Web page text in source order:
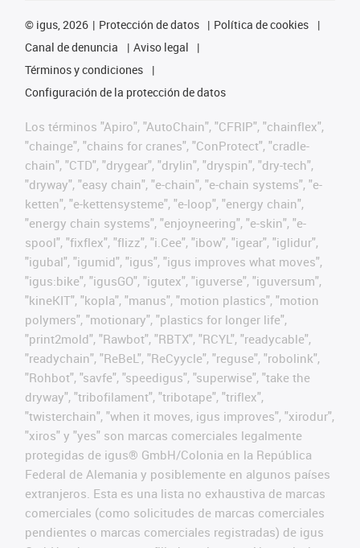
© igus, 2026 Protección de datos
Política de cookies
Canal de denuncia
Aviso legal
Términos y condiciones
Configuración de la protección de datos
Los términos "Apiro", "AutoChain", "CFRIP", "chainflex",
"chainge", "chains for cranes", "ConProtect", "cradle-
chain", "CTD", "drygear", "drylin", "dryspin", "dry-tech",
"dryway", "easy chain", "e-chain", "e-chain systems", "e-
ketten", "e-kettensysteme", "e-loop", "energy chain",
"energy chain systems", "enjoyneering", "e-skin", "e-
spool", "fixflex", "flizz", "i.Cee", "ibow", "igear", "iglidur",
"igubal", "igumid", "igus", "igus improves what moves",
"igus:bike", "igusGO", "igutex", "iguverse", "iguversum",
"kineKIT", "kopla", "manus", "motion plastics", "motion
polymers", "motionary", "plastics for longer life",
"print2mold", "Rawbot", "RBTX", "RCYL", "readycable",
"readychain", "ReBeL", "ReCyycle", "reguse", "robolink",
"Rohbot", "savfe", "speedigus", "superwise", "take the
dryway", "tribofilament", "tribotape", "triflex",
"twisterchain", "when it moves, igus improves", "xirodur",
"xiros" y "yes" son marcas comerciales legalmente
protegidas de igus® GmbH/Colonia en la República
Federal de Alemania y posiblemente en algunos países
extranjeros. Esta es una lista no exhaustiva de marcas
comerciales (como solicitudes de marcas comerciales
pendientes o marcas comerciales registradas) de igus